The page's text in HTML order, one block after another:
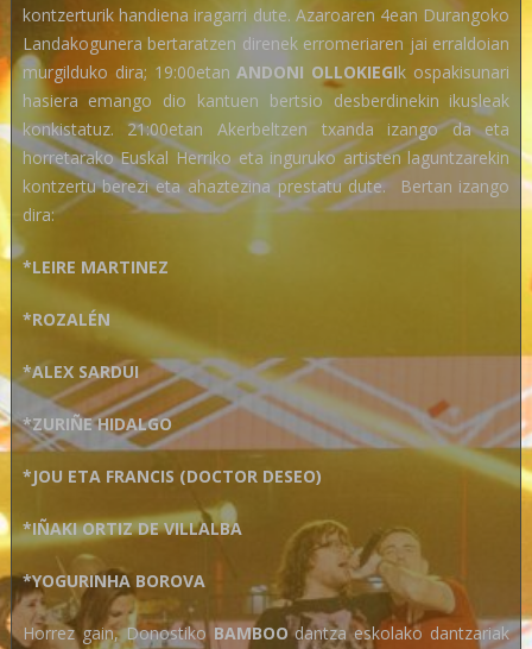
kontzerturik handiena iragarri dute. Azaroaren 4ean Durangoko
Landakogunera bertaratzen direnek erromeriaren jai erraldoian
murgilduko dira; 19:00etanANDONI OLLOKIEGIk ospakisunari
hasiera emango dio kantuen bertsio desberdinekin ikusleak
konkistatuz. 21:00etan Akerbeltzen txanda izango da eta
horretarako Euskal Herriko eta inguruko artisten laguntzarekin
kontzertu berezi eta ahaztezina prestatu dute. Bertan izango
dira:
*LEIRE MARTINEZ
*ROZALÉN
*ALEX SARDUI
*ZURIÑE HIDALGO
*JOU ETA FRANCIS (DOCTOR DESEO)
*IÑAKI ORTIZ DE VILLALBA
*YOGURINHA BOROVA
Horrez gain, Donostiko BAMBOOdantza eskolako dantzariak